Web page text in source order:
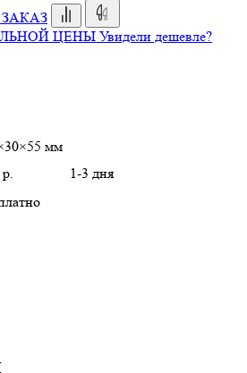
ЦЕНЫ Увидели дешевле?
мм
1-3 дня